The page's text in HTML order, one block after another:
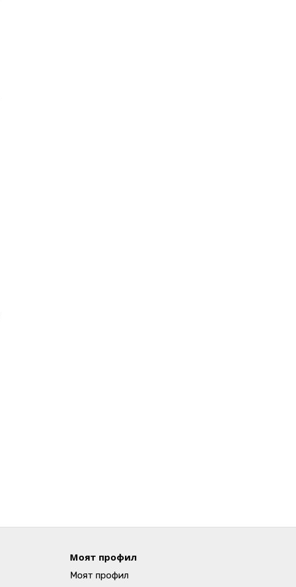
Моят профил
Моят профил